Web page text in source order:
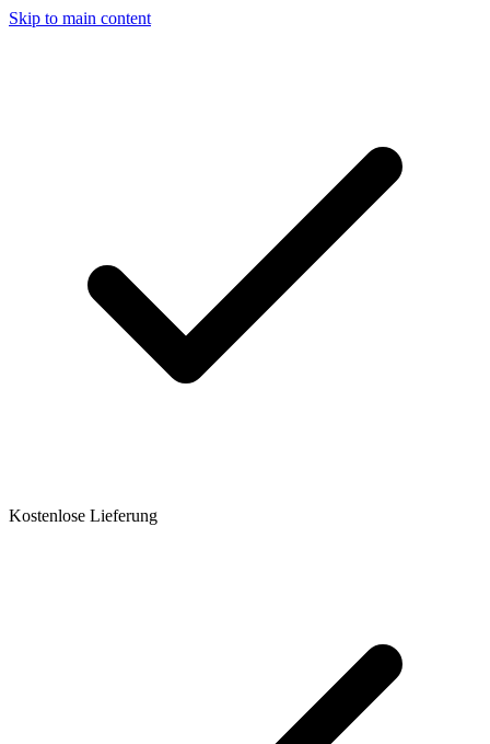
Skip to main content
Kostenlose Lieferung